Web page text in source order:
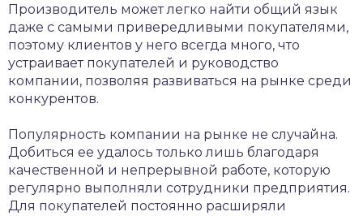
Производитель может легко найти общий язык
даже с самыми привередливыми покупателями,
поэтому клиентов у него всегда много, что
устраивает покупателей и руководство
компании, позволяя развиваться на рынке среди
конкурентов.
Популярность компании на рынке не случайна.
Добиться ее удалось только лишь благодаря
качественной и непрерывной работе, которую
регулярно выполняли сотрудники предприятия.
Для покупателей постоянно расширяли